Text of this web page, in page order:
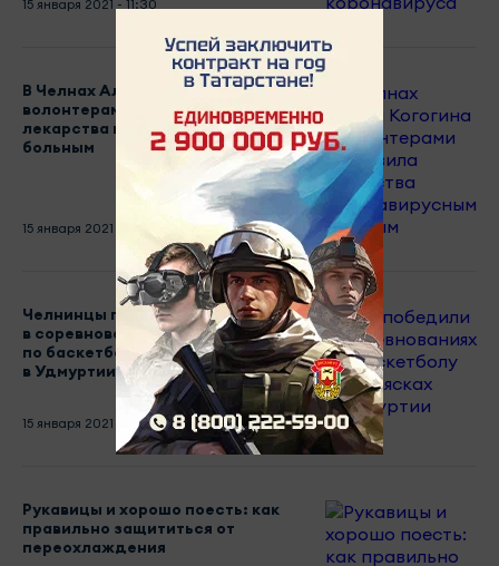
15 января 2021 - 11:30
В Челнах Альфия Когогина с
волонтерами доставила
лекарства коронавирусным
больным
15 января 2021 - 11:14
Челнинцы победили
в соревнованиях
по баскетболу на колясках
в Удмуртии
15 января 2021 - 10:20
Рукавицы и хорошо поесть: как
правильно защититься от
переохлаждения